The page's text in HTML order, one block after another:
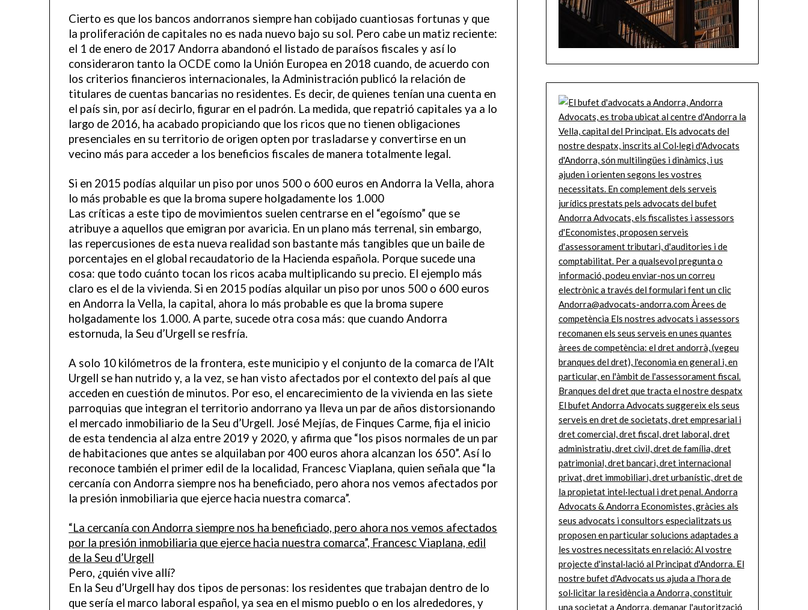
Cierto es que los bancos andorranos siempre han cobijado cuantiosas fortunas y que
la proliferación de capitales no es nada nuevo bajo su sol. Pero cabe un matiz reciente:
el 1 de enero de 2017 Andorra abandonó el listado de paraísos fiscales y así lo
consideraron tanto la OCDE como la Unión Europea en 2018 cuando, de acuerdo con
los criterios financieros internacionales, la Administración publicó la relación de
titulares de cuentas bancarias no residentes. Es decir, de quienes tenían una cuenta en
el país sin, por así decirlo, figurar en el padrón. La medida, que repatrió capitales ya a lo
largo de 2016, ha acabado propiciando que los ricos que no tienen obligaciones
presenciales en su territorio de origen opten por trasladarse y convertirse en un
vecino más para acceder a los beneficios fiscales de manera totalmente legal.
Si en 2015 podías alquilar un piso por unos 500 o 600 euros en Andorra la Vella, ahora
lo más probable es que la broma supere holgadamente los 1.000
Las críticas a este tipo de movimientos suelen centrarse en el “egoísmo” que se
atribuye a aquellos que emigran por avaricia. En un plano más terrenal, sin embargo,
las repercusiones de esta nueva realidad son bastante más tangibles que un baile de
porcentajes en el global recaudatorio de la Hacienda española. Porque sucede una
cosa: que todo cuánto tocan los ricos acaba multiplicando su precio. El ejemplo más
claro es el de la vivienda. Si en 2015 podías alquilar un piso por unos 500 o 600 euros
en Andorra la Vella, la capital, ahora lo más probable es que la broma supere
holgadamente los 1.000. A parte, sucede otra cosa más: que cuando Andorra
estornuda, la Seu d’Urgell se resfría.
A solo 10 kilómetros de la frontera, este municipio y el conjunto de la comarca de l’Alt
Urgell se han nutrido y, a la vez, se han visto afectados por el contexto del país al que
acceden en cuestión de minutos. Por eso, el encarecimiento de la vivienda en las siete
parroquias que integran el territorio andorrano ya lleva un par de años distorsionando
el mercado inmobiliario de la Seu d’Urgell. José Mejías, de Finques Carme, fija el inicio
de esta tendencia al alza entre 2019 y 2020, y afirma que “los pisos normales de un par
de habitaciones que antes se alquilaban por 400 euros ahora alcanzan los 650”. Así lo
reconoce también el primer edil de la localidad, Francesc Viaplana, quien señala que “la
cercanía con Andorra siempre nos ha beneficiado, pero ahora nos vemos afectados por
la presión inmobiliaria que ejerce hacia nuestra comarca”.
“La cercanía con Andorra siempre nos ha beneficiado, pero ahora nos vemos afectados
por la presión inmobiliaria que ejerce hacia nuestra comarca”, Francesc Viaplana, edil
de la Seu d’Urgell
Pero, ¿quién vive allí?
En la Seu d’Urgell hay dos tipos de personas: los residentes que trabajan dentro de lo
que sería el marco laboral español, ya sea en el mismo pueblo o en los alrededores, y